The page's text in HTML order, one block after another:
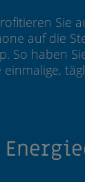
Sie
auf die
So haben
einmalige,